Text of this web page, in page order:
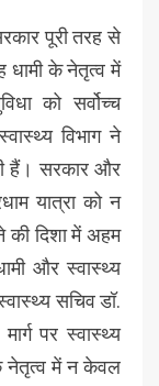
पूरी तरह से
धामी के नेतृत्व में
को सर्वोच्च
विभाग ने
हैं। सरकार और
यात्रा को न
की दिशा में अहम
और स्वास्थ्य
सचिव डॉ.
पर स्वास्थ्य
में न केवल